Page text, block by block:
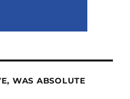
WAS ABSOLUTE